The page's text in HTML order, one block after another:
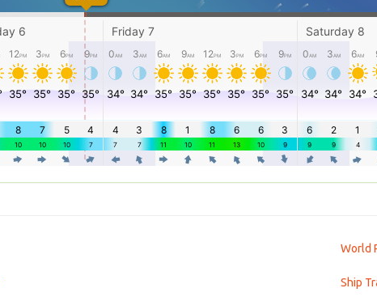
World
Ship